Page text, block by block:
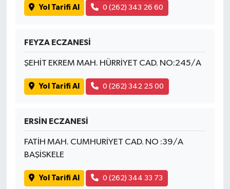
Yol Tarifi Al 0 (262) 343 26 60
FEYZA ECZANESİ
ŞEHİT EKREM MAH. HÜRRİYET CAD. NO:245/A
Yol Tarifi Al 0 (262) 342 25 00
ERSİN ECZANESİ
FATİH MAH. CUMHURİYET CAD. NO :39/A
BAŞİSKELE
Yol Tarifi Al 0 (262) 344 33 73